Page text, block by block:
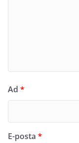
Ad *
E-posta *